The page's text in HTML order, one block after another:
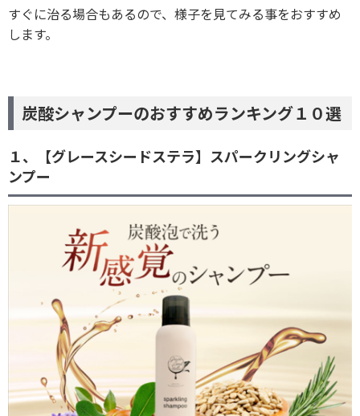
すぐに治る場合もあるので、様子を見てみる事をおすすめ
します。
炭酸シャンプーのおすすめランキング１０選
１、【グレースシードステラ】スパークリングシャ
ンプー